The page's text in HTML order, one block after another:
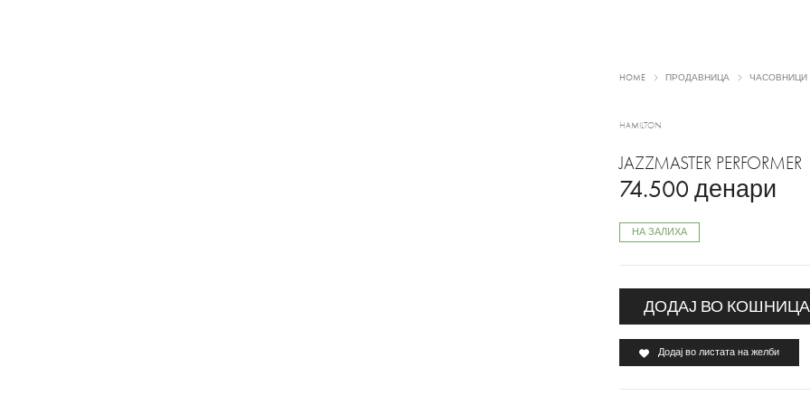
HOME ПРОДАВНИЦА ЧАСОВНИЦИ
HAMILTON
JAZZMASTER PERFORMER
74.500денари
НА ЗАЛИХА
ДОДАЈ ВО КОШНИЦА
Додај во листата на желби